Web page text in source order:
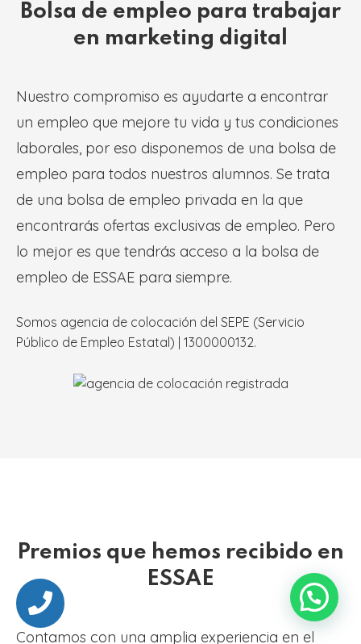
Bolsa de empleo para trabajar
en marketing digital
Nuestro compromiso es ayudarte a encontrar
un empleo que mejore tu vida y tus condiciones
laborales, por eso disponemos de una bolsa de
empleo para todos nuestros alumnos. Se trata
de una bolsa de empleo privada en la que
encontrarás ofertas exclusivas de empleo. Pero
lo mejor es que tendrás acceso a la bolsa de
empleo de ESSAE para siempre.
Somos agencia de colocación del SEPE (Servicio
Público de Empleo Estatal) | 1300000132.
Premios que hemos recibido en
ESSAE
Contamos con una amplia experiencia en el